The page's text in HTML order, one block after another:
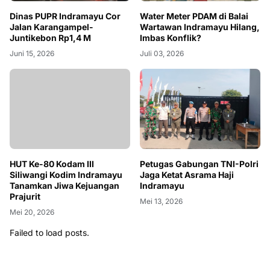
Dinas PUPR Indramayu Cor
Jalan Karangampel-
Juntikebon Rp1,4 M
Juni 15, 2026
Water Meter PDAM di Balai
Wartawan Indramayu Hilang,
Imbas Konflik?
Juli 03, 2026
HUT Ke-80 Kodam III
Siliwangi Kodim Indramayu
Tanamkan Jiwa Kejuangan
Prajurit
Mei 20, 2026
Petugas Gabungan TNI-Polri
Jaga Ketat Asrama Haji
Indramayu
Mei 13, 2026
Failed to load posts.